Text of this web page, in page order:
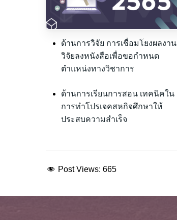
ด้านการวิจัย การเชื่อมโยงผลงาน
วิจัยลงหนังสือเพื่อขอกำหนด
ตำแหน่งทางวิชาการ
ด้านการเรียนการสอน เทคนิคใน
การทำโปรเจคสหกิจศึกษาให้
ประสบความสำเร็จ
Post Views: 665